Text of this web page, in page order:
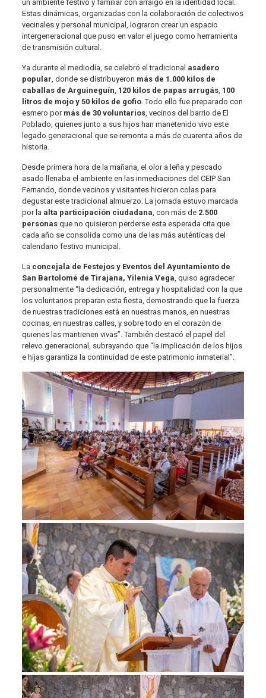
un ambiente festivo y familiar con arraigo en la identidad local.
Estas dinámicas, organizadas con la colaboración de colectivos
vecinales y personal municipal, lograron crear un espacio
intergeneracional que puso en valor el juego como herramienta
de transmisión cultural.
Ya durante el mediodía, se celebró el tradicional asadero
popular , donde se distribuyeron más de 1.000 kilos de
caballas de Arguineguín 120 kilos de papas arrugás, 100
litros de mojo y 50 kilos de gofio. Todo ello fue preparado con
esmero por más de 30 voluntarios, vecinos del barrio de El
Poblado, quienes junto a sus hijos han manetenido vivo este
legado generacional que se remonta a más de cuarenta años de
historia.
Desde primera hora de la mañana, el olor a leña y pescado
asado llenaba el ambiente en las inmediaciones del CEIP San
Fernando, donde vecinos y visitantes hicieron colas para
degustar este tradicional almuerzo. La jornada estuvo marcada
por la alta participación ciudadana , con más de 2.500
personasque no quisieron perderse esta esperada cita que
cada año se consolida como una de las más auténticas del
calendario festivo municipal.
La concejala de Festejos y Eventos del Ayuntamiento de
San Bartolomé de Tirajana, Yilenia Vega , quiso agradecer
personalmente “la dedicación, entrega y hospitalidad con la que
los voluntarios preparan esta fiesta, demostrando que la fuerza
de nuestras tradiciones está en nuestras manos, en nuestras
cocinas, en nuestras calles, y sobre todo en el corazón de
quienes las mantienen vivas”. También destacó el papel del
relevo generacional, subrayando que “la implicación de los hijos
e hijas garantiza la continuidad de este patrimonio inmaterial”.